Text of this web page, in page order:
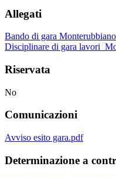
Allegati
Bando di gara
Disciplinare di gara
Riservata
No
Comunicazioni
Avviso esito gara.pdf
Determinazione a